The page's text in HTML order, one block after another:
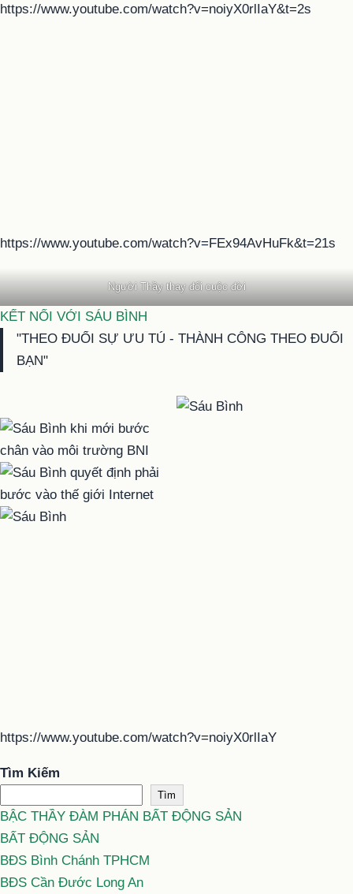
https://www.youtube.com/watch?v=noiyX0rlIaY&t=2s
https://www.youtube.com/watch?v=FEx94AvHuFk&t=21s
Người Thầy thay đổi cuộc đời
KẾT NỐI VỚI SÁU BÌNH
"THEO ĐUỔI SỰ ƯU TÚ - THÀNH CÔNG THEO ĐUỔI
BẠN"
https://www.youtube.com/watch?v=noiyX0rlIaY
Tìm Kiếm
Tìm
BẬC THẦY ĐÀM PHÁN BẤT ĐỘNG SẢN
BẤT ĐỘNG SẢN
BĐS Bình Chánh TPHCM
BĐS Cần Đước Long An